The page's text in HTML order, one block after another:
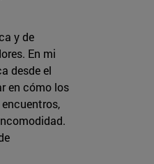
y de
En mi
desde el
en cómo los